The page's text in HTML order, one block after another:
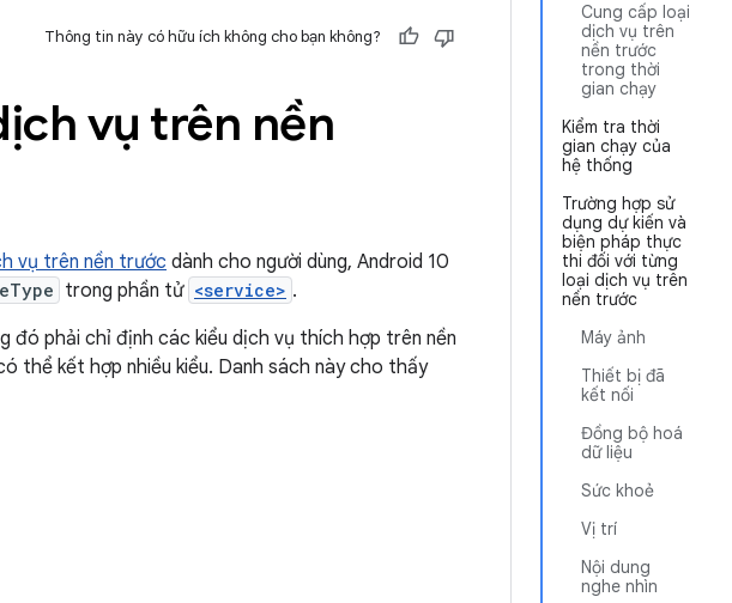
Cung cấp loại
dịch vụ trên
nền trước
trong thời
gian chạy
Kiểm tra thời
gian chạy của
hệ thống
Trường hợp sử
dụng dự kiến và
biện pháp thực
thi đối với từng
loại dịch vụ trên
nền trước
Máy ảnh
Thiết bị đã
kết nối
Đồng bộ hoá
dữ liệu
Sức khoẻ
Vị trí
Nội dung
nghe nhìn
Thông tin này có hữu ích không cho bạn không?
vụ trên nền
vụ trên nền trước dành cho người dùng, Android 10
trong phần tử <service> .
đó phải chỉ định các kiểu dịch vụ thích hợp trên nền
thể kết hợp nhiều kiểu. Danh sách này cho thấy